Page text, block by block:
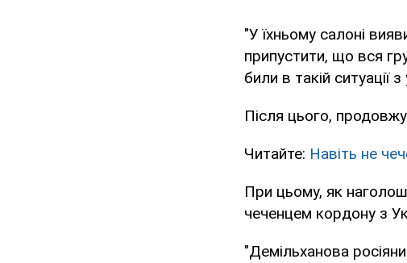
"У їхньому салоні
припустити, що вся
били в такій ситуації
Після цього,
Читайте: Навіть не
При цьому, як
чеченцем кордону з
"Демільханова